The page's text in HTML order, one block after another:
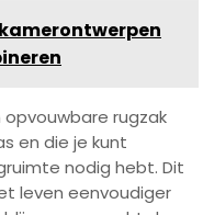
rugzak
en die je kunt
nodig hebt. Dit
leven eenvoudiger